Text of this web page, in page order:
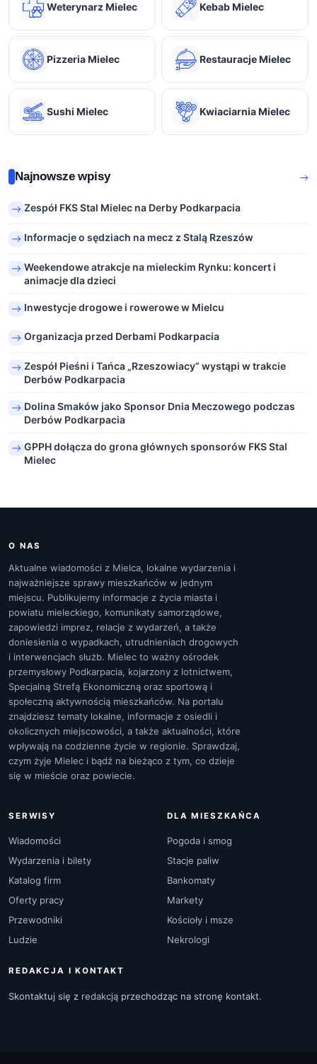
Weterynarz Mielec Kebab Mielec
Pizzeria Mielec Restauracje Mielec
Sushi Mielec Kwiaciarnia Mielec
Najnowsze wpisy
Zespół FKS Stal Mielec na Derby Podkarpacia
Informacje o sędziach na mecz z Stalą Rzeszów
Weekendowe atrakcje na mieleckim Rynku: koncert i
animacje dla dzieci
Inwestycje drogowe i rowerowe w Mielcu
Organizacja przed Derbami Podkarpacia
Zespół Pieśni i Tańca „Rzeszowiacy” wystąpi w trakcie
Derbów Podkarpacia
Dolina Smaków jako Sponsor Dnia Meczowego podczas
Derbów Podkarpacia
GPPH dołącza do grona głównych sponsorów FKS Stal
Mielec
O NAS
Aktualne wiadomości z Mielca, lokalne wydarzenia i
najważniejsze sprawy mieszkańców w jednym
miejscu. Publikujemy informacje z życia miasta i
powiatu mieleckiego, komunikaty samorządowe,
zapowiedzi imprez, relacje z wydarzeń, a także
doniesienia o wypadkach, utrudnieniach drogowych
i interwencjach służb. Mielec to ważny ośrodek
przemysłowy Podkarpacia, kojarzony z lotnictwem,
Specjalną Strefą Ekonomiczną oraz sportową i
społeczną aktywnością mieszkańców. Na portalu
znajdziesz tematy lokalne, informacje z osiedli i
okolicznych miejscowości, a także aktualności, które
wpływają na codzienne życie w regionie. Sprawdzaj,
czym żyje Mielec i bądź na bieżąco z tym, co dzieje
się w mieście oraz powiecie.
SERWISY
Wiadomości
Wydarzenia i bilety
Katalog firm
Oferty pracy
Przewodniki
Ludzie
DLA MIESZKAŃCA
Pogoda i smog
Stacje paliw
Bankomaty
Markety
Kościoły i msze
Nekrologi
REDAKCJA I KONTAKT
Skontaktuj się z redakcją przechodząc na stronę kontakt.